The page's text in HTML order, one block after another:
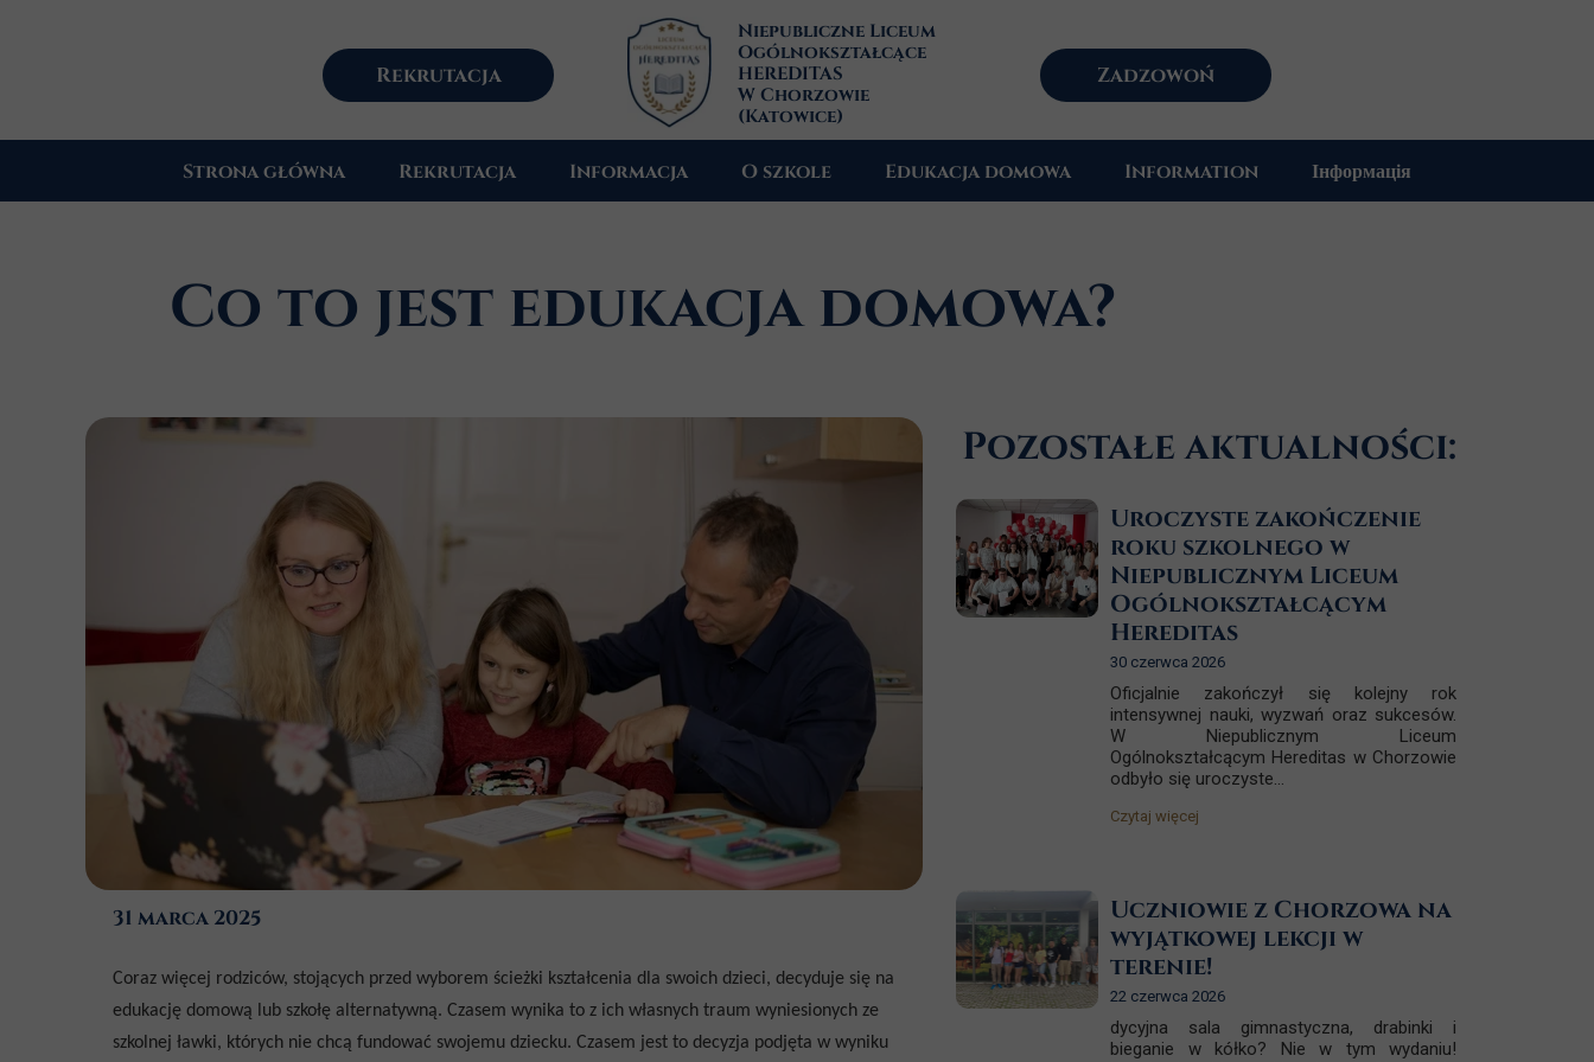
Zadzowoń
Rekrutacja
Niepubliczne Liceum
Ogólnokształcące
HEREDITAS
W Chorzowie
(Katowice)
Strona główna Rekrutacja Informacja
Zajęcia dodatkowe
O szkole
Patron
Edukacja domowa Information Інформація
Pozostałe aktualności:
Uroczyste zakończenie
roku szkolnego w
Niepublicznym Liceum
Ogólnokształcącym
Hereditas
30 czerwca 2026
Oficjalnie zakończył się kolejny rok
intensywnej nauki, wyzwań oraz sukcesów.
W Niepublicznym Liceum
Ogólnokształcącym Hereditas w Chorzowie
odbyło się uroczyste...
Czytaj więcej
Uczniowie z Chorzowa na
wyjątkowej lekcji w
terenie!
22 czerwca 2026
dycyjna sala gimnastyczna, drabinki i
bieganie w kółko? Nie w tym wydaniu!
Co to jest edukacja domowa?
31 marca 2025
Coraz więcej rodziców, stojących przed wyborem ścieżki kształcenia dla swoich dzieci, decyduje się na
edukację domową lub szkołę alternatywną. Czasem wynika to z ich własnych traum wyniesionych ze
szkolnej ławki, których nie chcą fundować swojemu dziecku. Czasem jest to decyzja podjęta w wyniku